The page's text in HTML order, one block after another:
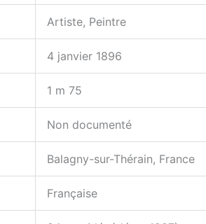
Artiste, Peintre
4 janvier 1896
1 m 75
Non documenté
Balagny-sur-Thérain, France
Française